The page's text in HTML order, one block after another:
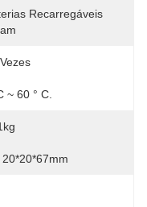
Recarregáveis
~ 60 ° C.
20*20*67mm